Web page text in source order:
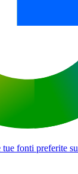
tue fonti preferite su